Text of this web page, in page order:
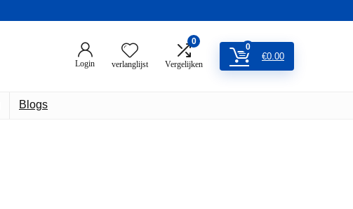
Login verlanglijst
0
Vergelijken
0
€0.00
Blogs